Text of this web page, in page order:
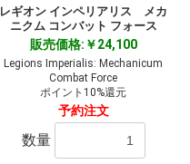
レギオン インペリアリス メカ
ニクム コンバット フォース
販売価格:￥24,100
Legions Imperialis: Mechanicum
Combat Force
ポイント10%還元
予約注文
数量